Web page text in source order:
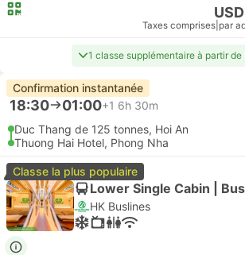
Taxes comprises par
1 classe supplémentaire à partir de
Confirmation instantanée
18:30 01:00+1 6h 30m
Duc Thang de 125 tonnes, Hoi An
Thuong Hai Hotel, Phong Nha
Classe la plus populaire
Lower Single Cabin | Bus
HK Buslines